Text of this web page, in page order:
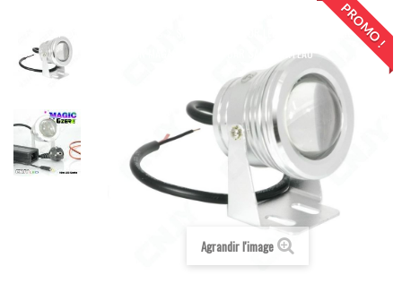
ECLAIRAGE DOMESTIQUE & COMMERCIAL 12V 220V
SPOT & PROJECTEURS
SPOT PROJECTEUR LED BLANC 8W GZER
DECORATION MAGASIN VITRINE BAR SALON BATEAU
PROMO !
Agrandir l'image